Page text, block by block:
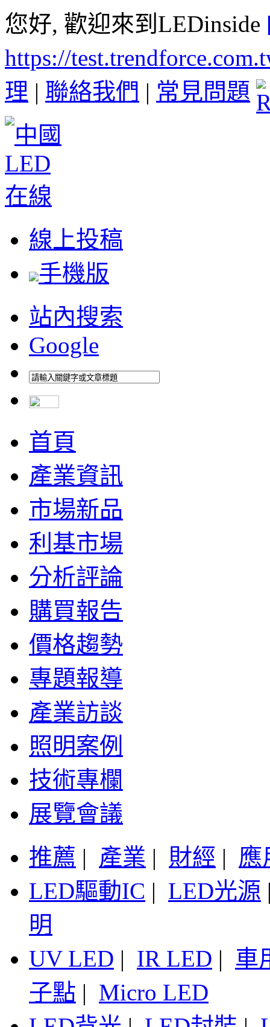
您好, 歡迎來到LEDinside
https://
理 | 聯絡我們 | 常見問題
線上投稿
手機版
站內搜索
Google
首頁
產業資訊
市場新品
利基市場
分析評論
購買報告
價格趨勢
專題報導
產業訪談
照明案例
技術專欄
展覽會議
推薦 | 產業 | 財經 | 應
LED驅動IC | LED光源
明
UV LED | IR LED | 車
子點 | Micro LED